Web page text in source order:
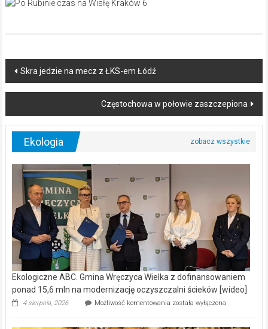
Post
navigation
Skra jedzie na mecz z ŁKS-em Łódź
Częstochowa w połowie zaszczepiona
Ekologia
Ekologiczne ABC. Gmina Wręczyca Wielka z dofinansowaniem
ponad 15,6 mln na modernizację oczyszczalni ścieków [wideo]
4 sierpnia, 2026 Możliwość komentowania Ekologiczne
została wyłączona